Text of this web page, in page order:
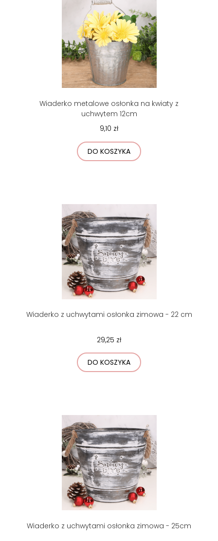
Wiaderko metalowe osłonka na kwiaty z
uchwytem 12cm
9,10 zł
DO KOSZYKA
Wiaderko z uchwytami osłonka zimowa - 22 cm
29,25 zł
DO KOSZYKA
Wiaderko z uchwytami osłonka zimowa - 25cm